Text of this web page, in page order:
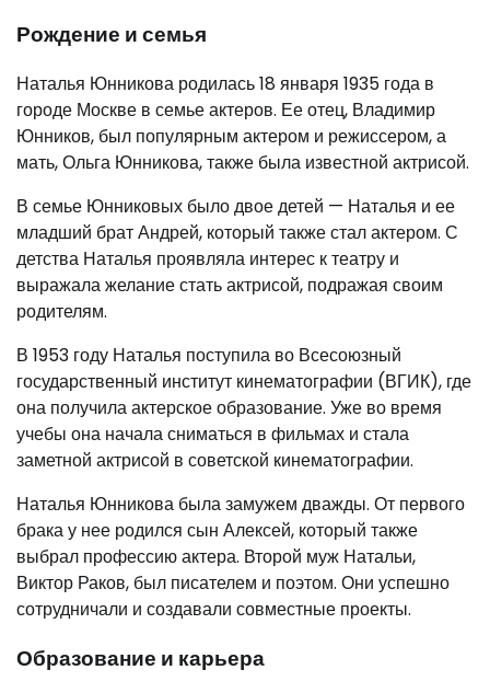
Рождение и семья
Наталья Юнникова родилась 18 января 1935 года в
городе Москве в семье актеров. Ее отец, Владимир
Юнников, был популярным актером и режиссером, а
мать, Ольга Юнникова, также была известной актрисой.
В семье Юнниковых было двое детей — Наталья и ее
младший брат Андрей, который также стал актером. С
детства Наталья проявляла интерес к театру и
выражала желание стать актрисой, подражая своим
родителям.
В 1953 году Наталья поступила во Всесоюзный
государственный институт кинематографии (ВГИК), где
она получила актерское образование. Уже во время
учебы она начала сниматься в фильмах и стала
заметной актрисой в советской кинематографии.
Наталья Юнникова была замужем дважды. От первого
брака у нее родился сын Алексей, который также
выбрал профессию актера. Второй муж Натальи,
Виктор Раков, был писателем и поэтом. Они успешно
сотрудничали и создавали совместные проекты.
Образование и карьера